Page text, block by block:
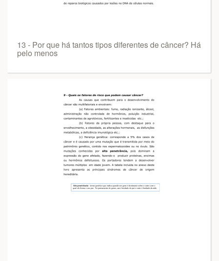
13 - Por que há tantos tipos diferentes de câncer? Há
pelo menos